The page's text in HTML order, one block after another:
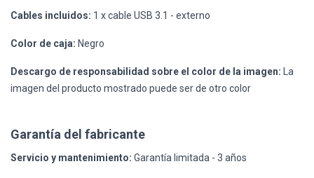
Cables incluidos: 1 x cable USB 3.1 - externo
Color de caja: Negro
Descargo de responsabilidad sobre el color de la imagen: La
imagen del producto mostrado puede ser de otro color
Garantía del fabricante
Servicio y mantenimiento: Garantía limitada - 3 años